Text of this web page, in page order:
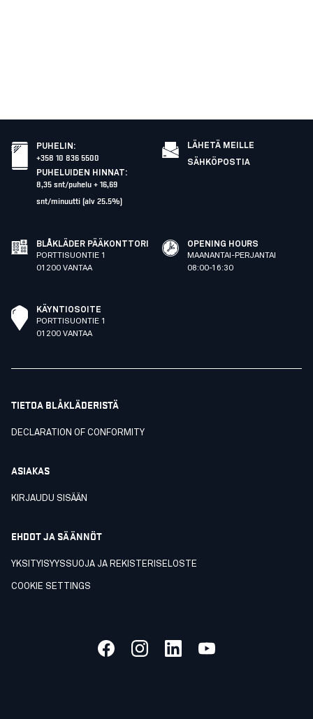
PUHELIN :
+358 10 836 5500
PUHELUIDEN HINNAT:
8,35 snt/puhelu + 16,69
snt/minuutti (alv 25.5%)
LÄHETÄ MEILLE
SÄHKÖPOSTIA
BLÅKLÄDER PÄÄKONTTORI
PORTTISUONTIE 1
01200 VANTAA
OPENING HOURS
MAANANTAI-PERJANTAI
08:00-16:30
KÄYNTIOSOITE
PORTTISUONTIE 1
01200 VANTAA
TIETOA BLÅKLÄDERISTÄ
DECLARATION OF CONFORMITY
ASIAKAS
KIRJAUDU SISÄÄN
EHDOT JA SÄÄNNÖT
YKSITYISYYSSUOJA JA REKISTERISELOSTE
COOKIE SETTINGS